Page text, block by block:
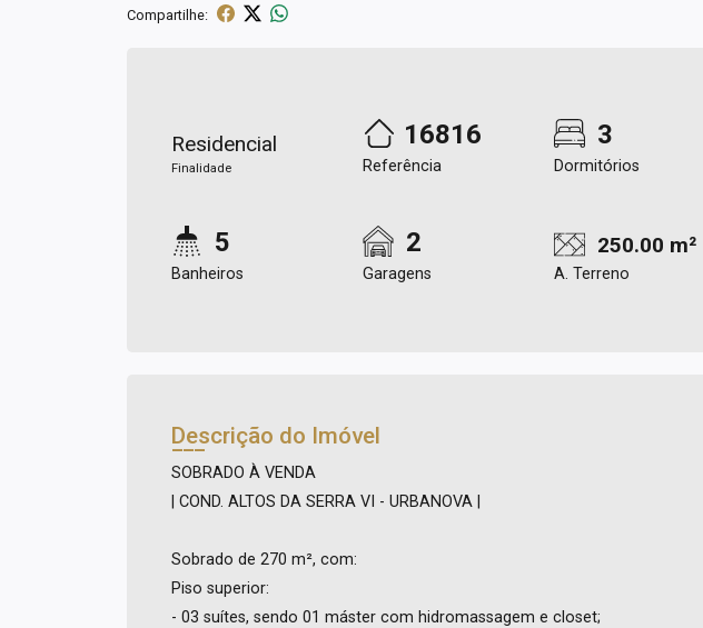
Compartilhe:
Residencial
Finalidade
16816
Referência
3
Dormitórios
5
Banheiros
2
Garagens
250.00 m²
A. Terreno
Descrição do Imóvel
SOBRADO À VENDA
| COND. ALTOS DA SERRA VI - URBANOVA |
Sobrado de 270 m², com:
Piso superior:
- 03 suítes, sendo 01 máster com hidromassagem e closet;